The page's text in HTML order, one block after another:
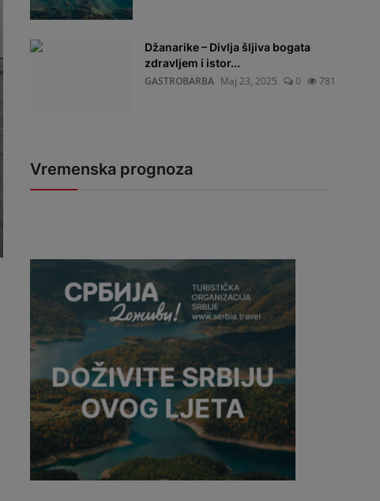
Džanarike – Divlja šljiva bogata
zdravljem i istor...
GASTROBARBA Maj 23, 2025 0 781
Vremenska prognoza